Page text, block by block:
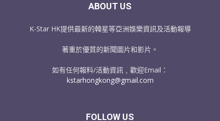
ABOUT US
K-Star HK提供最新的韓星等亞洲娛樂資訊及活動報導
著重於優質的新聞圖片和影片。
如有任何報料/活動資訊﹐歡迎Email：
kstarhongkong@gmail.com
FOLLOW US